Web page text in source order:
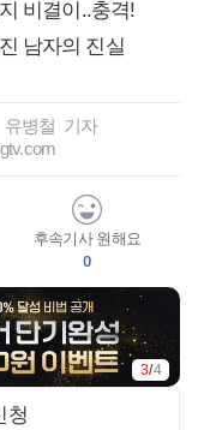
비결이..충격!
남자의 진실
유병철 기자
후속기사 원해요
0
3/4
청